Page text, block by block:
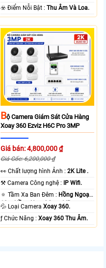
️☣️ Điểm Nỗi Bật :Thu Âm Và Loa.
BỘ Camera Giám Sát Cửa Hàng
Xoay 360 Ezviz H6C Pro 3MP
Giá bán: 4,800,000 ₫
Giá Gốc: 6,200,000 ₫
️👀 Chất lượng hình Ảnh :2K Lite .
⚒ Camera Công nghệ :
IP Wifi.
🔅 Tầm Xa Ban Đêm : Hồng Ngoại
10m Hồng Ngoại Smart IR.
💦 Loại CameraXoay 360.
️ƒ Chức Năng :Xoay 360 Thu Âm.